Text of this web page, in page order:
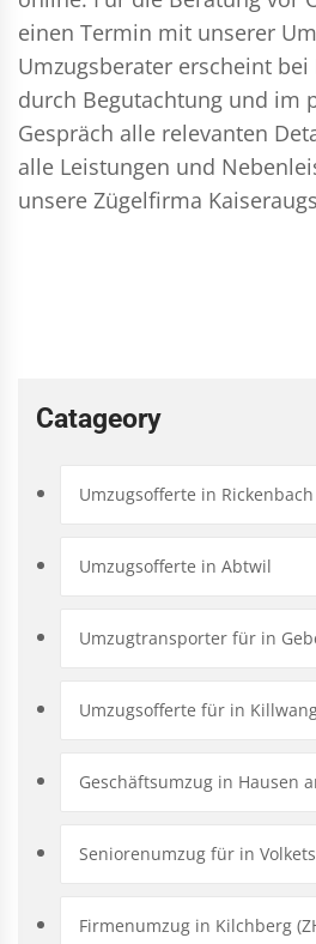
einen Termin mit unserer
Umzugsberater erscheint
durch Begutachtung und im
Gespräch alle relevanten
alle Leistungen und
unsere Zügelfirma
Catageory
Umzugsofferte in Rickenbach
Umzugsofferte in Abtwil
Umzugtransporter für in
Umzugsofferte für in
Geschäftsumzug in Hausen
Seniorenumzug für in
Firmenumzug in Kilchberg